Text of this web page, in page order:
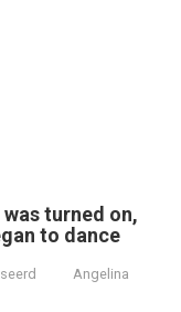
turned on,
to dance
Angelina